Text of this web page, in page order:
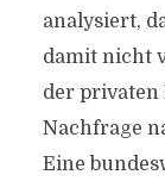
analysiert,
damit nicht
der privaten
Nachfrage
Eine